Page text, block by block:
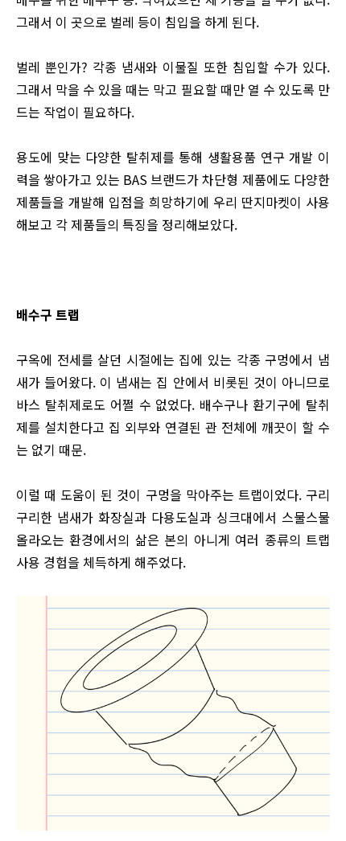
그래서 이 곳으로 벌레 등이 침입을 하게 된다.
벌레 뿐인가? 각종 냄새와 이물질 또한 침입할 수가 있다.
그래서 막을 수 있을 때는 막고 필요할 때만 열 수 있도록 만
드는 작업이 필요하다.
용도에 맞는 다양한 탈취제를 통해 생활용품 연구 개발 이
력을 쌓아가고 있는 BAS 브랜드가 차단형 제품에도 다양한
제품들을 개발해 입점을 희망하기에 우리 딴지마켓이 사용
해보고 각 제품들의 특징을 정리해보았다.
배수구 트랩
구옥에 전세를 살던 시절에는 집에 있는 각종 구멍에서 냄
새가 들어왔다. 이 냄새는 집 안에서 비롯된 것이 아니므로
바스 탈취제로도 어쩔 수 없었다. 배수구나 환기구에 탈취
제를 설치한다고 집 외부와 연결된 관 전체에 깨끗이 할 수
는 없기 때문.
이럴 때 도움이 된 것이 구멍을 막아주는 트랩이었다. 구리
구리한 냄새가 화장실과 다용도실과 싱크대에서 스물스물
올라오는 환경에서의 삶은 본의 아니게 여러 종류의 트랩
사용 경험을 체득하게 해주었다.